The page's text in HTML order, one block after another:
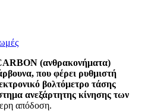
(ανθρακονήματα)
που φέρει ρυθμιστή
βολτόμετρο τάσης
ανεξάρτητης κίνησης των
απόδοση.